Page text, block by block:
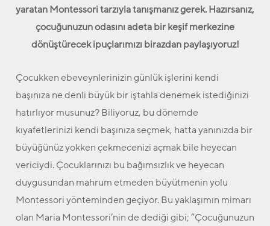
yaratan Montessori tarzıyla tanışmanız gerek. Hazırsanız,
çocuğunuzun odasını adeta bir keşif merkezine
dönüştürecek ipuçlarımızı birazdan paylaşıyoruz!
Çocukken ebeveynlerinizin günlük işlerini kendi
başınıza ne denli büyük bir iştahla denemek istediğinizi
hatırlıyor musunuz? Biliyoruz, bu dönemde
kıyafetlerinizi kendi başınıza seçmek, hatta yanınızda bir
büyüğünüz yokken çekmecenizi açmak bile heyecan
vericiydi. Çocuklarınızı bu bağımsızlık ve heyecan
duygusundan mahrum etmeden büyütmenin yolu
Montessori yönteminden geçiyor. Bu yaklaşımın mimarı
olan Maria Montessori’nin de dediği gibi; “Çocuğunuzun